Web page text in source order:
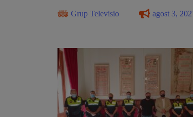
Grup Televisio agost 3,